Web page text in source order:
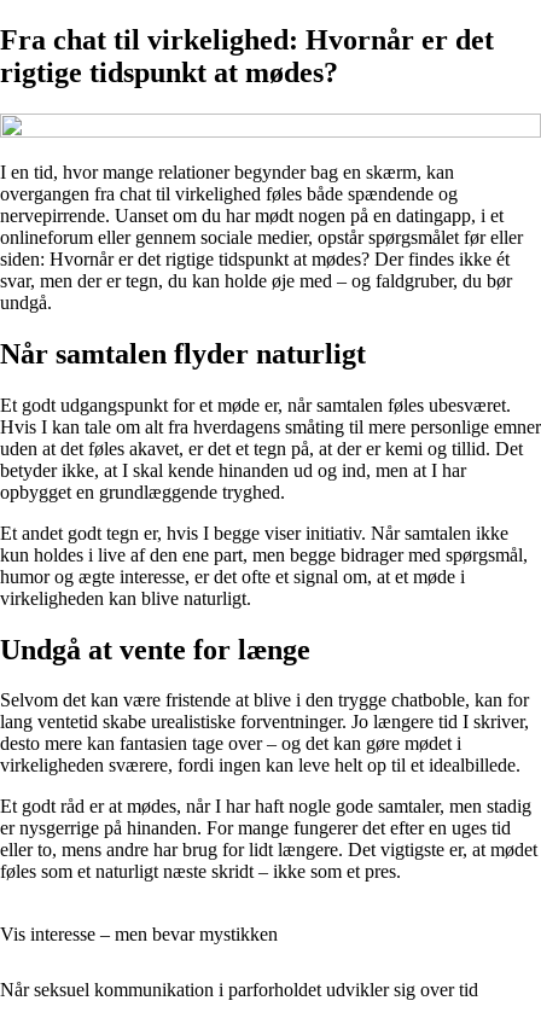
Fra chat til virkelighed: Hvornår er det
rigtige tidspunkt at mødes?
I en tid, hvor mange relationer begynder bag en skærm, kan
overgangen fra chat til virkelighed føles både spændende og
nervepirrende. Uanset om du har mødt nogen på en datingapp, i et
onlineforum eller gennem sociale medier, opstår spørgsmålet før eller
siden: Hvornår er det rigtige tidspunkt at mødes? Der findes ikke ét
svar, men der er tegn, du kan holde øje med – og faldgruber, du bør
undgå.
Når samtalen flyder naturligt
Et godt udgangspunkt for et møde er, når samtalen føles ubesværet.
Hvis I kan tale om alt fra hverdagens småting til mere personlige emner
uden at det føles akavet, er det et tegn på, at der er kemi og tillid. Det
betyder ikke, at I skal kende hinanden ud og ind, men at I har
opbygget en grundlæggende tryghed.
Et andet godt tegn er, hvis I begge viser initiativ. Når samtalen ikke
kun holdes i live af den ene part, men begge bidrager med spørgsmål,
humor og ægte interesse, er det ofte et signal om, at et møde i
virkeligheden kan blive naturligt.
Undgå at vente for længe
Selvom det kan være fristende at blive i den trygge chatboble, kan for
lang ventetid skabe urealistiske forventninger. Jo længere tid I skriver,
desto mere kan fantasien tage over – og det kan gøre mødet i
virkeligheden sværere, fordi ingen kan leve helt op til et idealbillede.
Et godt råd er at mødes, når I har haft nogle gode samtaler, men stadig
er nysgerrige på hinanden. For mange fungerer det efter en uges tid
eller to, mens andre har brug for lidt længere. Det vigtigste er, at mødet
føles som et naturligt næste skridt – ikke som et pres.
Vis interesse – men bevar mystikken
Når seksuel kommunikation i parforholdet udvikler sig over tid